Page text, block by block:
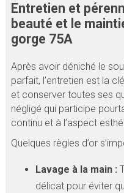
Entretien et
beauté et le
gorge 75A
Après avoir déniché le
parfait, l’entretien est la
et conserver toutes ses
négligé qui participe
continu et à l’aspect
Quelques règles d’or
Lavage à la main :
délicat pour éviter